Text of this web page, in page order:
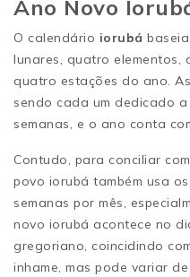
Ano Novo
O calendário iorubá
lunares, quatro elementos,
quatro estações do ano.
sendo cada um dedicado
semanas, e o ano conta
Contudo, para conciliar
povo iorubá também usa
semanas por mês,
novo iorubá acontece no
gregoriano, coincidindo
inhame, mas pode variar